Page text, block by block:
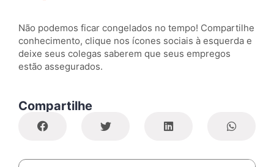
Não podemos ficar congelados no tempo! Compartilhe
conhecimento, clique nos ícones sociais à esquerda e
deixe seus colegas saberem que seus empregos
estão assegurados.
Compartilhe